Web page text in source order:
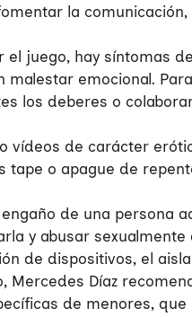
la
juego, hay síntomas
emocional.
los deberes o
vídeos de carácter
o apague de
de una persona
y abusar
de dispositivos, el
Díaz
de menores,